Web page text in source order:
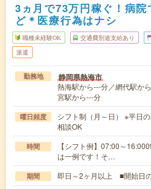
3ヵ月で73万円稼ぐ！病
ど＊医療行為はナシ
職種未経験OK 交通費別途支給あり
派遣
勤務地 静岡県熱海市
熱海駅から---分／網代駅か
宮駅から---分
曜日頻度
シフト制（月～日） ※平日
相談OK
時間
【シフト例】07:00～
は一例です！そ…
期間 即日～2ヶ月以上 ■開始日